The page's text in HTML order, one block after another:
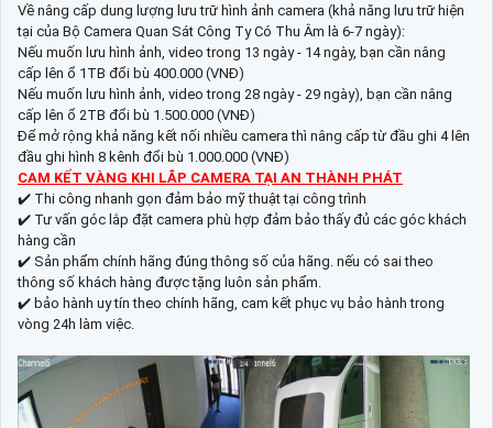
Về nâng cấp dung lượng lưu trữ hình ảnh camera (khả năng lưu trữ hiện
tại của Bộ Camera Quan Sát Công Ty Có Thu Âm là 6-7 ngày):
Nếu muốn lưu hình ảnh, video trong 13 ngày - 14 ngày, bạn cần nâng
cấp lên ổ 1TB đổi bù 400.000 (VNĐ)
Nếu muốn lưu hình ảnh, video trong 28 ngày - 29 ngày), bạn cần nâng
cấp lên ổ 2TB đổi bù 1.500.000 (VNĐ)
Để mở rộng khả năng kết nối nhiều camera thì nâng cấp từ đầu ghi 4 lên
đầu ghi hình 8 kênh đổi bù 1.000.000 (VNĐ)
CAM KẾT VÀNG KHI LẮP CAMERA TẠI AN THÀNH PHÁT
✔️ Thi công nhanh gọn đảm bảo mỹ thuật tại công trình
✔️ Tư vấn góc lắp đặt camera phù hợp đảm bảo thấy đủ các góc khách
hàng cần
✔️ Sản phẩm chính hãng đúng thông số của hãng. nếu có sai theo
thông số khách hàng được tặng luôn sản phẩm.
✔️ bảo hành uy tín theo chính hãng, cam kết phục vụ bảo hành trong
vòng 24h làm việc.